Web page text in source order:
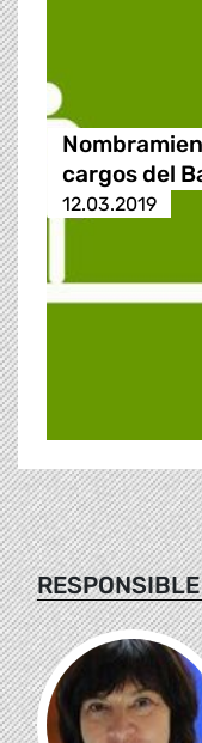
cargos del
12.03.2019